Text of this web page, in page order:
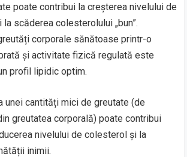
poate contribui la creșterea nivelului de
la scăderea colesterolului „bun”.
corporale sănătoase printr-o
și activitate fizică regulată este
profil lipidic optim.
unei cantități mici de greutate (de
greutatea corporală) poate contribui
nivelului de colesterol și la
inimii.